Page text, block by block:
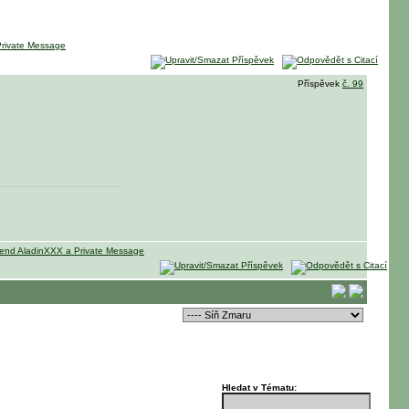
Příspěvek č. 99
Hledat v Tématu: